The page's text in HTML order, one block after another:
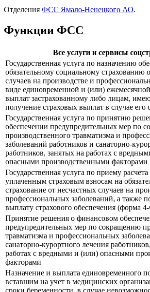
Отделения ФСС Ямало-Ненецкого АО.
Функции ФСС
Все услуги и сервисы
Государственная услуга по назначению
обязательному социальному страхованию
случаев на производстве и
виде единовременной и (или)
выплат застрахованному либо лицам,
получение страховых выплат в случае его
Государственная услуга по принятию
обеспечении предупредительных мер по
производственного травматизма и
заболеваний работников и санаторно-
работников, занятых на работах с
опасными производственными факторами
Государственная услуга по приему
уплаченным страховым взносам на
страхование от несчастных случаев на
профессиональных заболеваний, а также
выплату страхового обеспечения (форма
Принятие решения о финансовом
предупредительных мер по сокращению
травматизма и профессиональных
санаторно-курортного лечения
работах с вредными и (или) опасными
факторами
Назначение и выплата единовременного
вставшим на учет в медицинских